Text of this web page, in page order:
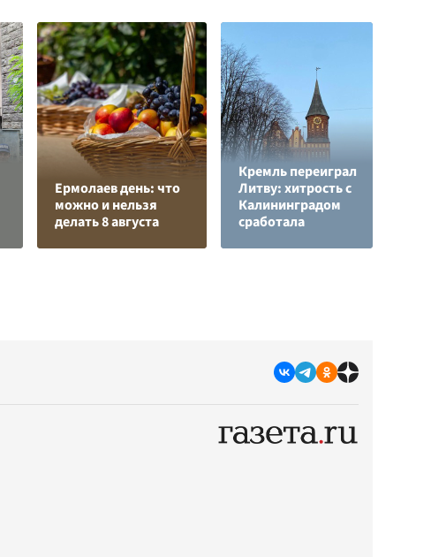
Ермолаев день: что
можно и нельзя
делать 8 августа
Кремль переиграл
Литву: хитрость с
Калининградом
сработала